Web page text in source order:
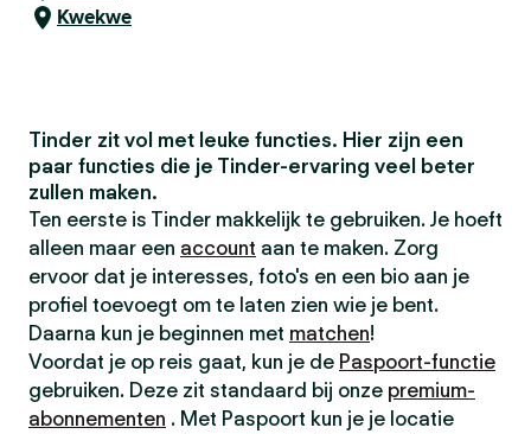
Kwekwe
Tinder zit vol met leuke functies. Hier zijn een
paar functies die je Tinder-ervaring veel beter
zullen maken.
Ten eerste is Tinder makkelijk te gebruiken. Je hoeft
alleen maar een account aan te maken. Zorg
ervoor dat je interesses, foto's en een bio aan je
profiel toevoegt om te laten zien wie je bent.
Daarna kun je beginnen met matchen!
Voordat je op reis gaat, kun je de Paspoort-functie
gebruiken. Deze zit standaard bij onze premium-
abonnementen . Met Paspoort kun je je locatie